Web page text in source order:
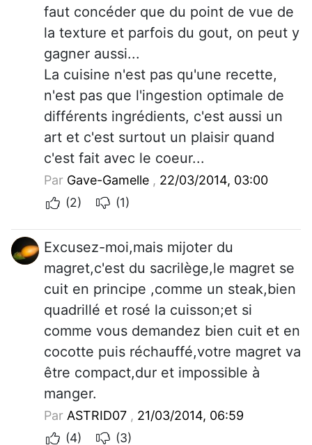
faut concéder que du point de vue de
la texture et parfois du gout, on peut y
gagner aussi...
La cuisine n'est pas qu'une recette,
n'est pas que l'ingestion optimale de
différents ingrédients, c'est aussi un
art et c'est surtout un plaisir quand
c'est fait avec le coeur...
Par Gave-Gamelle , 22/03/2014, 03:00
(2)
(1)
Excusez-moi,mais mijoter du
magret,c'est du sacrilège,le magret se
cuit en principe ,comme un steak,bien
quadrillé et rosé la cuisson;et si
comme vous demandez bien cuit et en
cocotte puis réchauffé,votre magret va
être compact,dur et impossible à
manger.
Par ASTRID07 , 21/03/2014, 06:59
(4)
(3)